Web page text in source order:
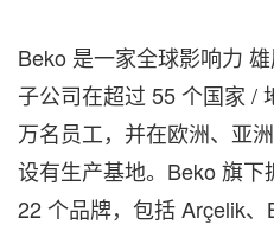
Beko 是一家全球影响力
子公司在超过 55 个国家 /
万名员工，并在欧洲、亚
设有生产基地。Beko 旗
22 个品牌，包括 Arçelik、